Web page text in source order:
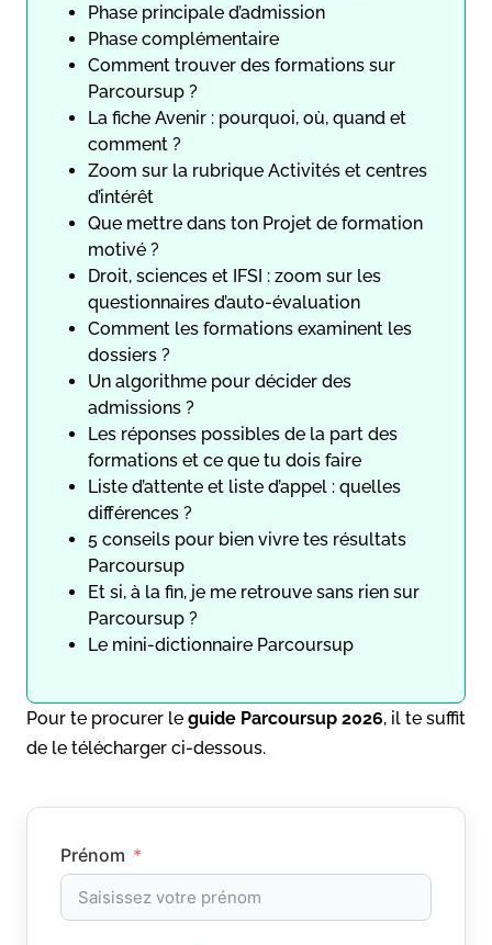
Phase principale d’admission
Phase complémentaire
Comment trouver des formations sur
Parcoursup ?
La fiche Avenir : pourquoi, où, quand et
comment ?
Zoom sur la rubrique Activités et centres
d’intérêt
Que mettre dans ton Projet de formation
motivé ?
Droit, sciences et IFSI : zoom sur les
questionnaires d’auto-évaluation
Comment les formations examinent les
dossiers ?
Un algorithme pour décider des
admissions ?
Les réponses possibles de la part des
formations et ce que tu dois faire
Liste d’attente et liste d’appel : quelles
différences ?
5 conseils pour bien vivre tes résultats
Parcoursup
Et si, à la fin, je me retrouve sans rien sur
Parcoursup ?
Le mini-dictionnaire Parcoursup
Pour te procurer le guide Parcoursup 2026, il te suffit
de le télécharger ci-dessous.
Prénom